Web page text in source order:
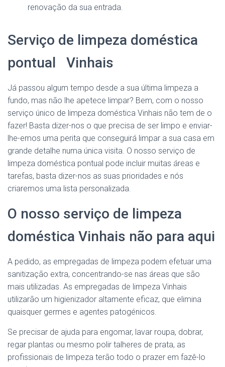
renovação da sua entrada.
Serviço de limpeza doméstica
pontual Vinhais
Já passou algum tempo desde a sua última limpeza a
fundo, mas não lhe apetece limpar? Bem, com o nosso
serviço único de limpeza doméstica Vinhais não tem de o
fazer! Basta dizer-nos o que precisa de ser limpo e enviar-
lhe-emos uma perita que conseguirá limpar a sua casa em
grande detalhe numa única visita. O nosso serviço de
limpeza doméstica pontual pode incluir muitas áreas e
tarefas, basta dizer-nos as suas prioridades e nós
criaremos uma lista personalizada.
O nosso serviço de limpeza
doméstica Vinhais não para aqui
A pedido, as empregadas de limpeza podem efetuar uma
sanitização extra, concentrando-se nas áreas que são
mais utilizadas. As empregadas de limpeza Vinhais
utilizarão um higienizador altamente eficaz, que elimina
quaisquer germes e agentes patogénicos.
Se precisar de ajuda para engomar, lavar roupa, dobrar,
regar plantas ou mesmo polir talheres de prata, as
profissionais de limpeza terão todo o prazer em fazê-lo